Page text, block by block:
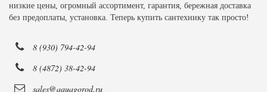
низкие цены, огромный ассортимент, гарантия, бережная доставка
без предоплаты, установка. Теперь купить сантехнику так просто!
8 (930) 794-42-94
8 (4872) 38-42-94
sales@aquagorod.ru